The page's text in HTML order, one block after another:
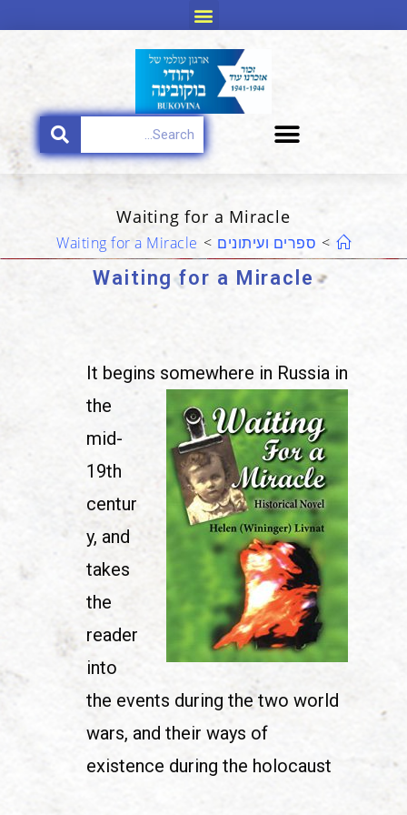
Waiting for a Miracle
> ספרים ועיתונים >
Waiting for a Miracle
Waiting for a Miracle
It begins somewhere in Russia in
the
mid-
19th
centur
y, and
takes
the
reader
into
the events during the two world
wars, and their ways of
existence during the holocaust